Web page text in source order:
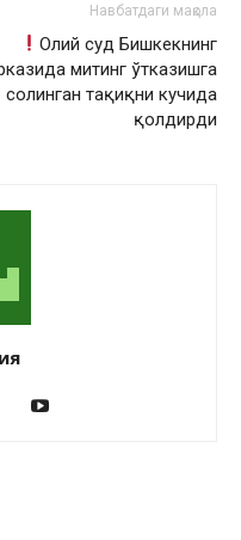
Навбатдаги мақола
Олий суд Бишкекнинг
митинг ўтказишга
солинган тақиқни кучида
қолдирди